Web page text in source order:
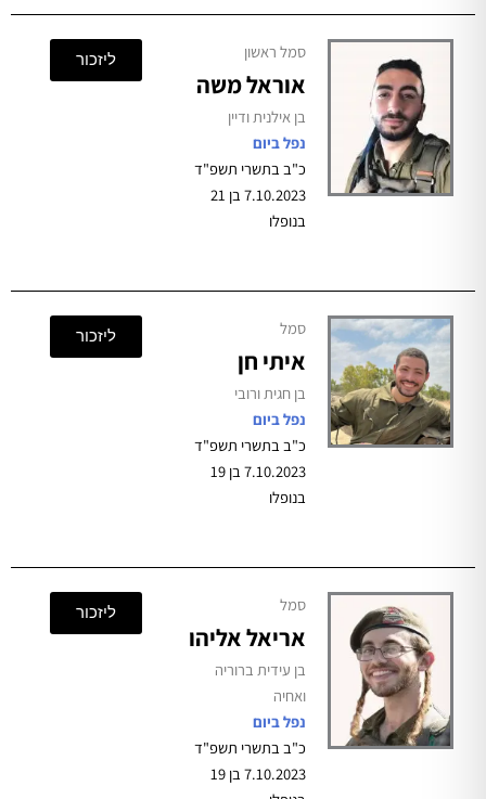
אוראל משה
בן אילנית ודיין
נפל ביום
כ"ב בתשרי תשפ"ד
7.10.2023 בן 21
סמל
איתי חן
בן חגית ורובי
נפל ביום
כ"ב בתשרי תשפ"ד
7.10.2023 בן 19
סמל
אריאל אליהו
בן עידית ברוריה
ואחיה
נפל ביום
כ"ב בתשרי תשפ"ד
7.10.2023 בן 19